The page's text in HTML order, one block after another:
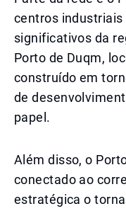
centros
significativos da
Porto de Duqm,
construído em
de
papel.
Além disso, o
conectado ao
estratégica o